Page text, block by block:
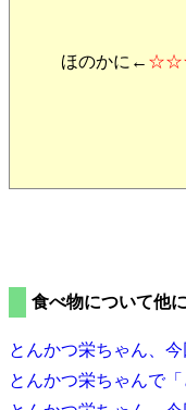
ほのかに←
食べ物について他
とんかつ栄ちゃん、
とんかつ栄ちゃんで